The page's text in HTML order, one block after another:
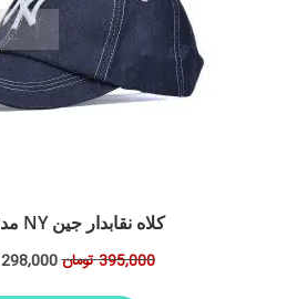
کلاه نقابدار جین NY مدل 345
395,000تومان298,000